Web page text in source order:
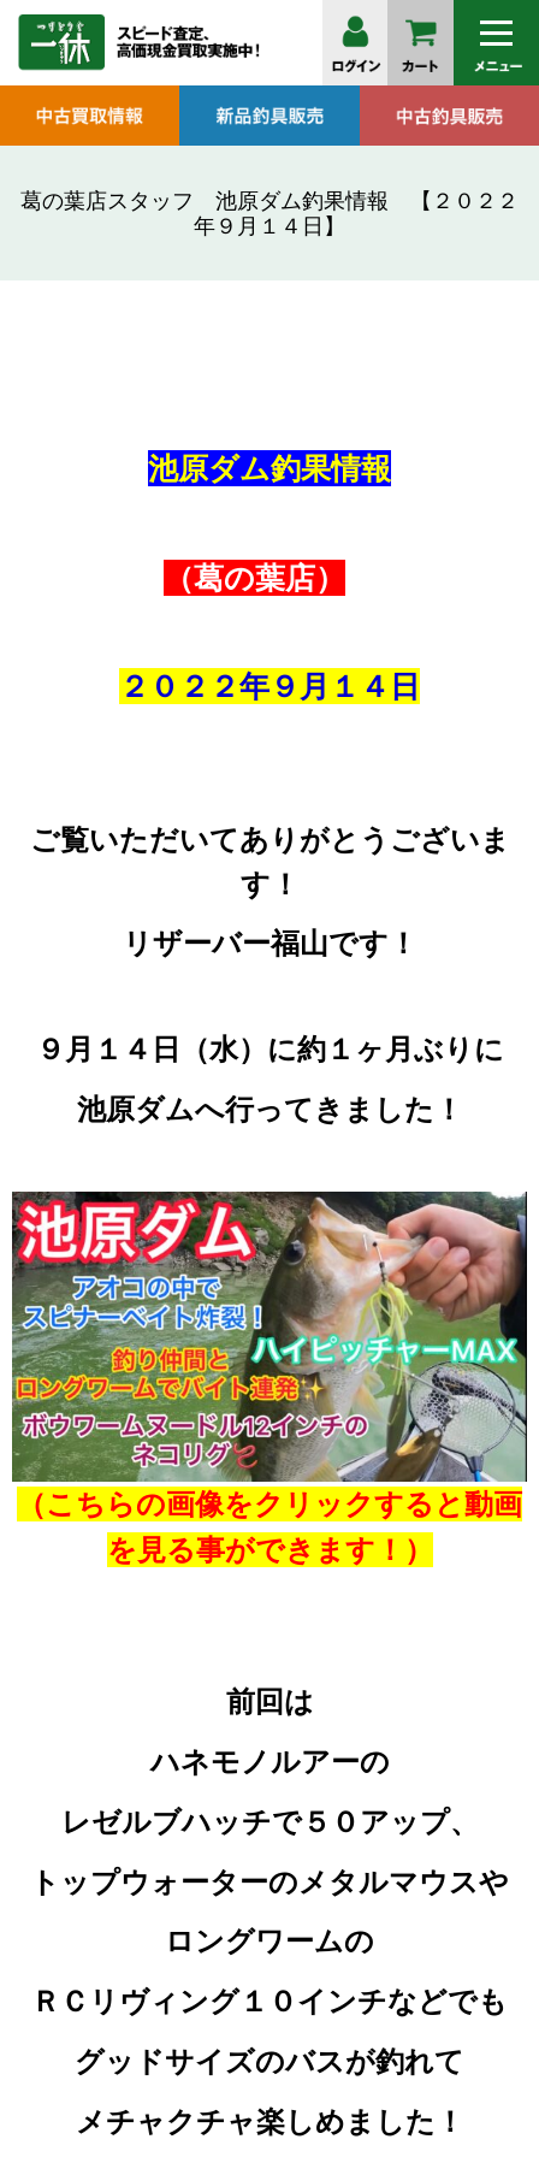
葛の葉店スタッフ 池原ダム釣果情報 【２０２２
年９月１４日】
池原ダム釣果情報
（葛の葉店）
２０２２年９ 月１４ 日
ご覧いただいてありがとうございま
す！
リザーバー福山です！
９月１４日（水）に約１ヶ月ぶりに
池原ダムへ行ってきました！
（こちらの画像をクリックすると動画
を見る事ができます！）
前回は
ハネモノルアーの
レゼルブハッチで５０アップ、
トップウォーターのメタルマウスや
ロングワームの
ＲＣリヴィング１０インチなどでも
グッドサイズのバスが釣れて
メチャクチャ楽しめました！